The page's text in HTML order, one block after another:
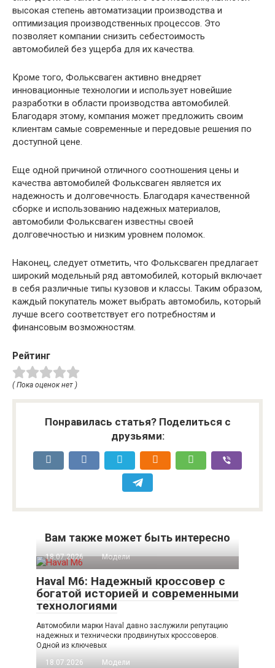
высокая степень автоматизации производства и
оптимизация производственных процессов. Это
позволяет компании снизить себестоимость
автомобилей без ущерба для их качества.
Кроме того, Фольксваген активно внедряет
инновационные технологии и использует новейшие
разработки в области производства автомобилей.
Благодаря этому, компания может предложить своим
клиентам самые современные и передовые решения по
доступной цене.
Еще одной причиной отличного соотношения цены и
качества автомобилей Фольксваген является их
надежность и долговечность. Благодаря качественной
сборке и использованию надежных материалов,
автомобили Фольксваген известны своей
долговечностью и низким уровнем поломок.
Наконец, следует отметить, что Фольксваген предлагает
широкий модельный ряд автомобилей, который включает
в себя различные типы кузовов и классы. Таким образом,
каждый покупатель может выбрать автомобиль, который
лучше всего соответствует его потребностям и
финансовым возможностям.
Рейтинг
( Пока оценок нет )
Понравилась статья? Поделиться с
друзьями:
Вам также может быть интересно
18.07.2026 Модели
Haval M6: Надежный кроссовер с
богатой историей и современными
технологиями
Автомобили марки Haval давно заслужили репутацию
надежных и технически продвинутых кроссоверов.
Одной из ключевых
18.07.2026
Модели